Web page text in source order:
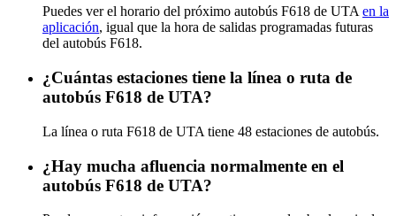
Puedes ver el horario del próximo autobús F618 de UTA en la
aplicación, igual que la hora de salidas programadas futuras
del autobús F618.
¿Cuántas estaciones tiene la línea o ruta de
autobús F618 de UTA?
La línea o ruta F618 de UTA tiene 48 estaciones de autobús.
¿Hay mucha afluencia normalmente en el
autobús F618 de UTA?